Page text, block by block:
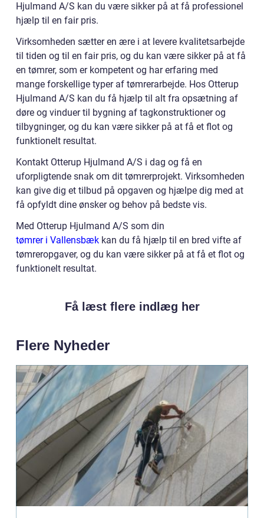
Hjulmand A/S kan du være sikker på at få professionel
hjælp til en fair pris.
Virksomheden sætter en ære i at levere kvalitetsarbejde
til tiden og til en fair pris, og du kan være sikker på at få
en tømrer, som er kompetent og har erfaring med
mange forskellige typer af tømrerarbejde. Hos Otterup
Hjulmand A/S kan du få hjælp til alt fra opsætning af
døre og vinduer til bygning af tagkonstruktioner og
tilbygninger, og du kan være sikker på at få et flot og
funktionelt resultat.
Kontakt Otterup Hjulmand A/S i dag og få en
uforpligtende snak om dit tømrerprojekt. Virksomheden
kan give dig et tilbud på opgaven og hjælpe dig med at
få opfyldt dine ønsker og behov på bedste vis.
Med Otterup Hjulmand A/S som din
tømrer i Vallensbæk kan du få hjælp til en bred vifte af
tømreropgaver, og du kan være sikker på at få et flot og
funktionelt resultat.
Få læst flere indlæg her
Flere Nyheder